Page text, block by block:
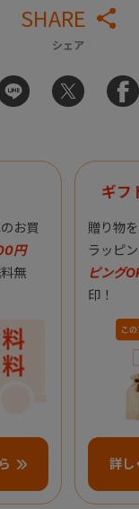
SHARE
シェア
お買
円
無
ギフ
贈り物
ラッピン
ピング
印！
詳し